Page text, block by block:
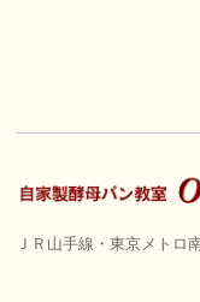
ＪＲ山手線・東京メト